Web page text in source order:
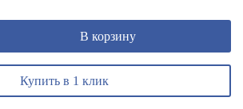
В корзину
Купить в 1 клик